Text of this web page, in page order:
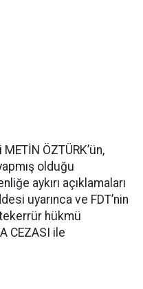
ÖZTÜRK’ün,
olduğu
aykırı açıklamaları
uyarınca ve FDT’nin
hükmü
CEZASI ile